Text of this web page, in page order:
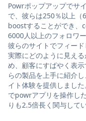
Powrポップアップでサ
で、彼らは250％以上（
boostすることができ
6000人以上のフォロワ
彼らのサイトでフィー
実際にどのように見え
め、顧客にすばやく表
らの製品を上手に紹介
イト体験を提供しまし
でpowrアプリを操作し
りも2.5倍長く関与して